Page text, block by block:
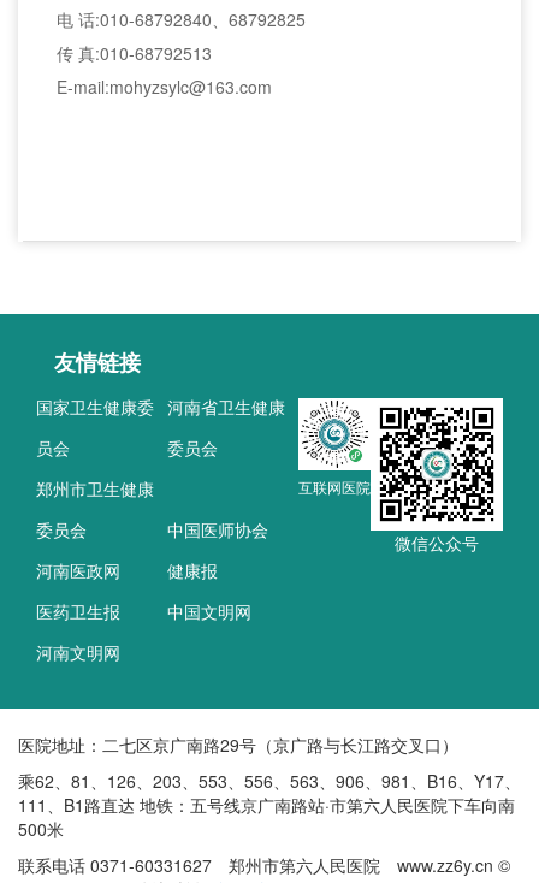
电 话:010-68792840、68792825
传 真:010-68792513
E-mail:mohyzsylc@163.com
友情链接
国家卫生健康委
员会
河南省卫生健康
委员会
郑州市卫生健康
委员会
中国医师协会
河南医政网
健康报
医药卫生报
中国文明网
河南文明网
互联网医院
微信公众号
医院地址：二七区京广南路29号（京广路与长江路交叉口）
乘62、81、126、203、553、556、563、906、981、B16、Y17、
111、B1路直达 地铁：五号线京广南路站·市第六人民医院下车向南
500米
联系电话 0371-60331627 郑州市第六人民医院 www.zz6y.cn ©